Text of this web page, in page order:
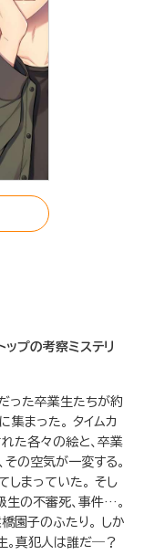
プの考察ミステリ
った卒業生たちが約
集まった。 タイムカ
た各々の絵と、卒業
の空気が一変する。
まっていた。 そし
生の不審死、事件…。
園子のふたり。 しか
真犯人は誰だ―？